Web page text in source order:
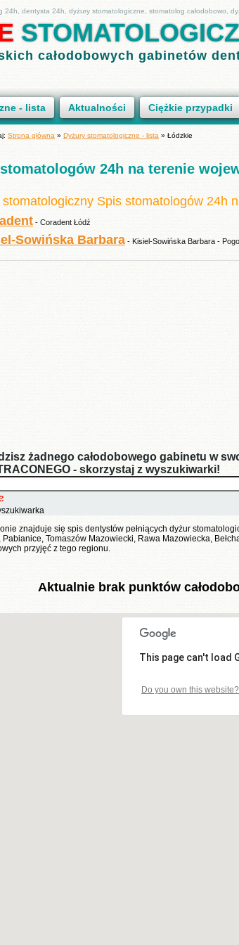
całodobowych gabinetów
- lista Aktualności Ciężkie przypadki
Strona główna » Dyżury stomatologiczne - lista » Łódzkie
24h na terenie
stomatologiczny Spis stomatologów 24h
- Coradent Łódź
Sowińska Barbara - Kisiel-Sowińska Barbara -
żadnego całodobowego gabinetu w
- skorzystaj z wyszukiwarki!
znajduje się spis dentystów pełniących dyżur
Pabianice, Tomaszów Mazowiecki, Rawa Mazowiecka,
przyjęć z tego regionu.
Aktualnie brak punktów
This page can't load
Do you own this website?
24h, dentysta 24h, dyżury stomatologiczne, stomatolog całodobowo,